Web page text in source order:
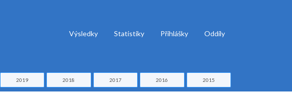
Výsledky Statistiky Přihlášky Oddíly
2019 2018 2017 2016 2015